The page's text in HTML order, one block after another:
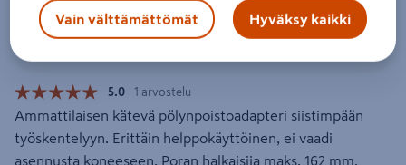
Pölynpoistoadapteri Bosch GDE 162
5.0 1 arvostelu
Ammattilaisen kätevä pölynpoistoadapteri siistimpään
työskentelyyn. Erittäin helppokäyttöinen, ei vaadi
asennusta koneeseen. Poran halkaisija maks. 162 mm,
Vain välttämättömät Hyväksy kaikki